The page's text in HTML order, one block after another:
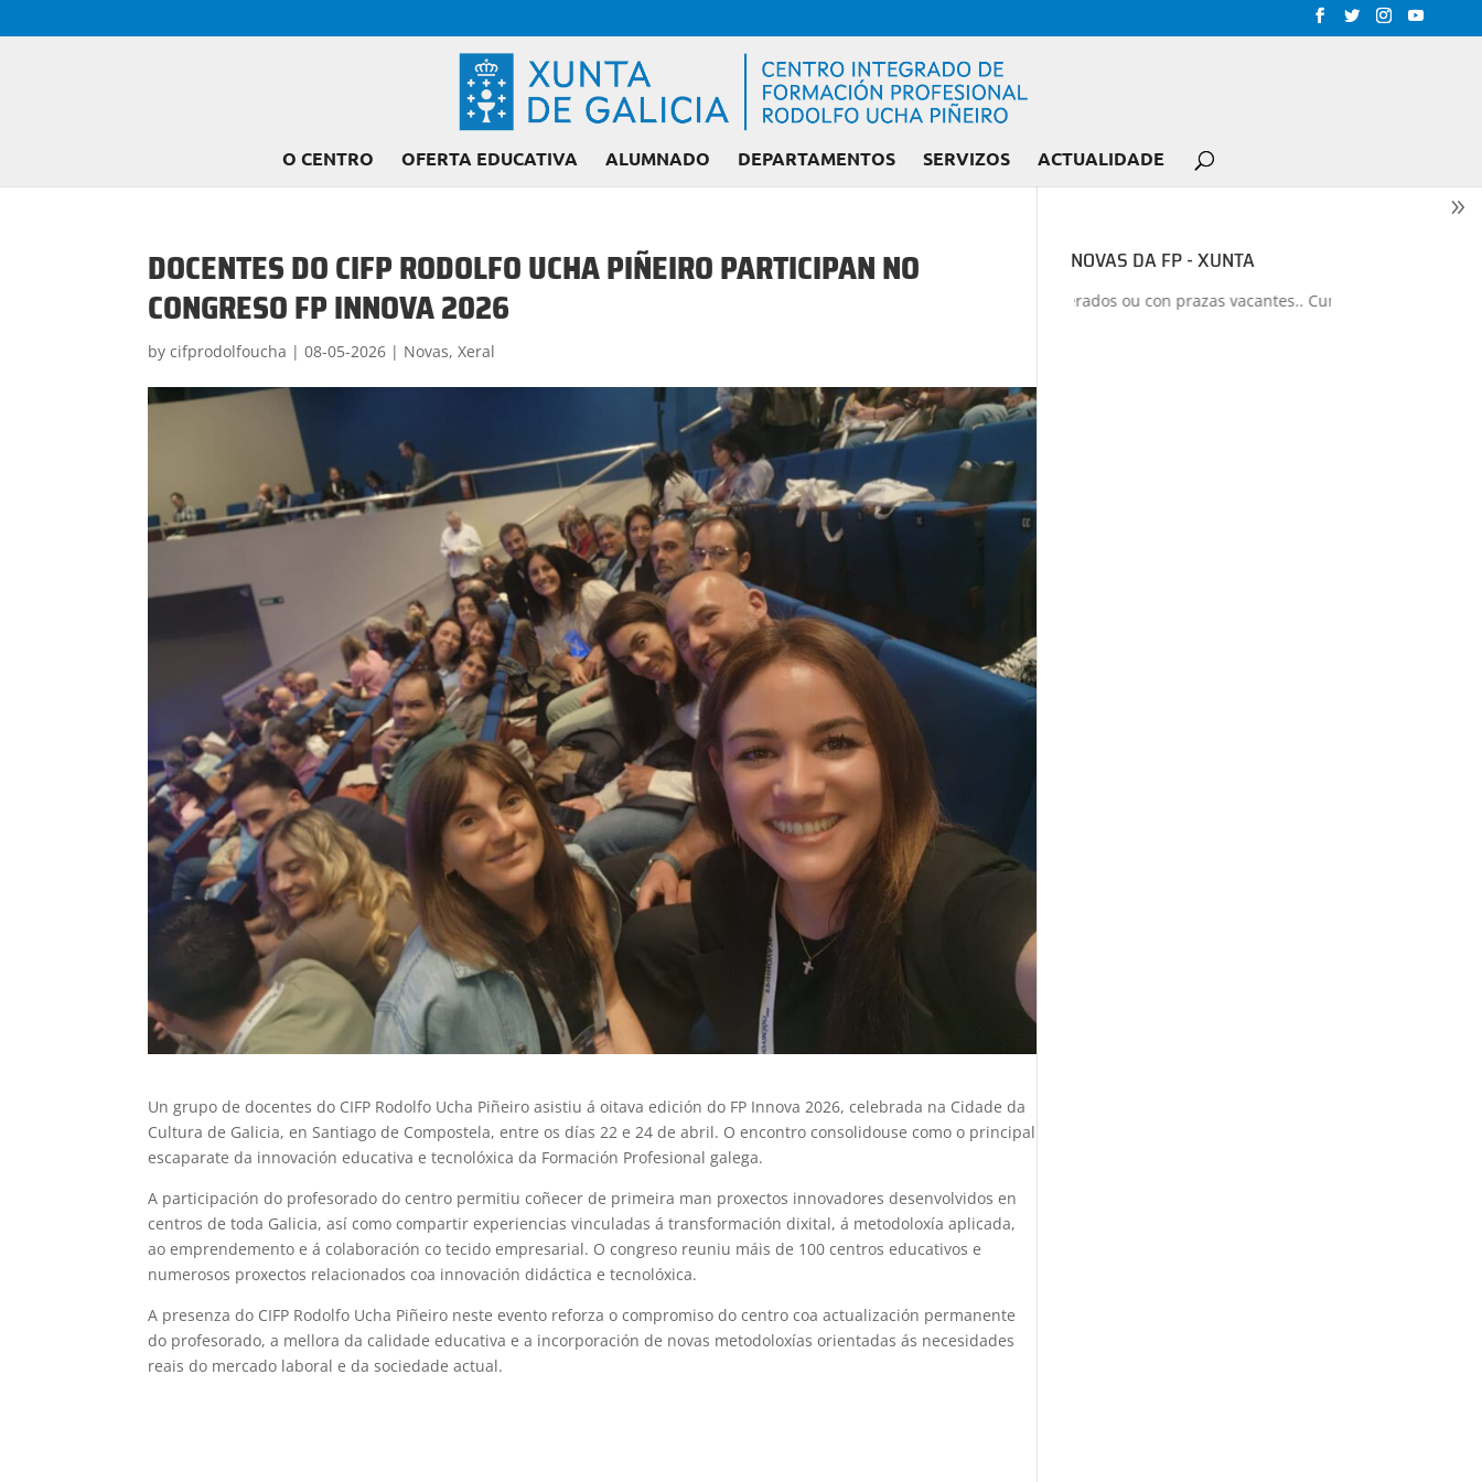
O CENTRO OFERTA EDUCATIVA ALUMNADO DEPARTAMENTOS SERVIZOS ACTUALIDADE
DOCENTES DO CIFP RODOLFO UCHA PIÑEIRO PARTICIPAN NO
CONGRESO FP INNOVA 2026
bycifprodolfoucha |08-05-2026 | Novas,Xeral
Un grupo de docentes do CIFP Rodolfo Ucha Piñeiro asistiu á oitava edición do FP Innova 2026, celebrada na Cidade da
Cultura de Galicia, en Santiago de Compostela, entre os días 22 e 24 de abril. O encontro consolidouse como o principal
escaparate da innovación educativa e tecnolóxica da Formación Profesional galega.
A participación do profesorado do centro permitiu coñecer de primeira man proxectos innovadores desenvolvidos en
centros de toda Galicia, así como compartir experiencias vinculadas á transformación dixital, á metodoloxía aplicada,
ao emprendemento e á colaboración co tecido empresarial. O congreso reuniu máis de 100 centros educativos e
numerosos proxectos relacionados coa innovación didáctica e tecnolóxica.
A presenza do CIFP Rodolfo Ucha Piñeiro neste evento reforza o compromiso do centro coa actualización permanente
do profesorado, a mellora da calidade educativa e a incorporación de novas metodoloxías orientadas ás necesidades
reais do mercado laboral e da sociedade actual.
NOVAS DA FP - XUNTA
Admisión FP: Ciclos liberados ou con prazas vacantes.. Curso 2026-2027